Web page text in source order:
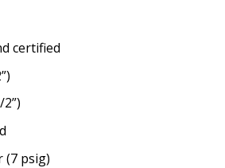
certified
(7 psig)